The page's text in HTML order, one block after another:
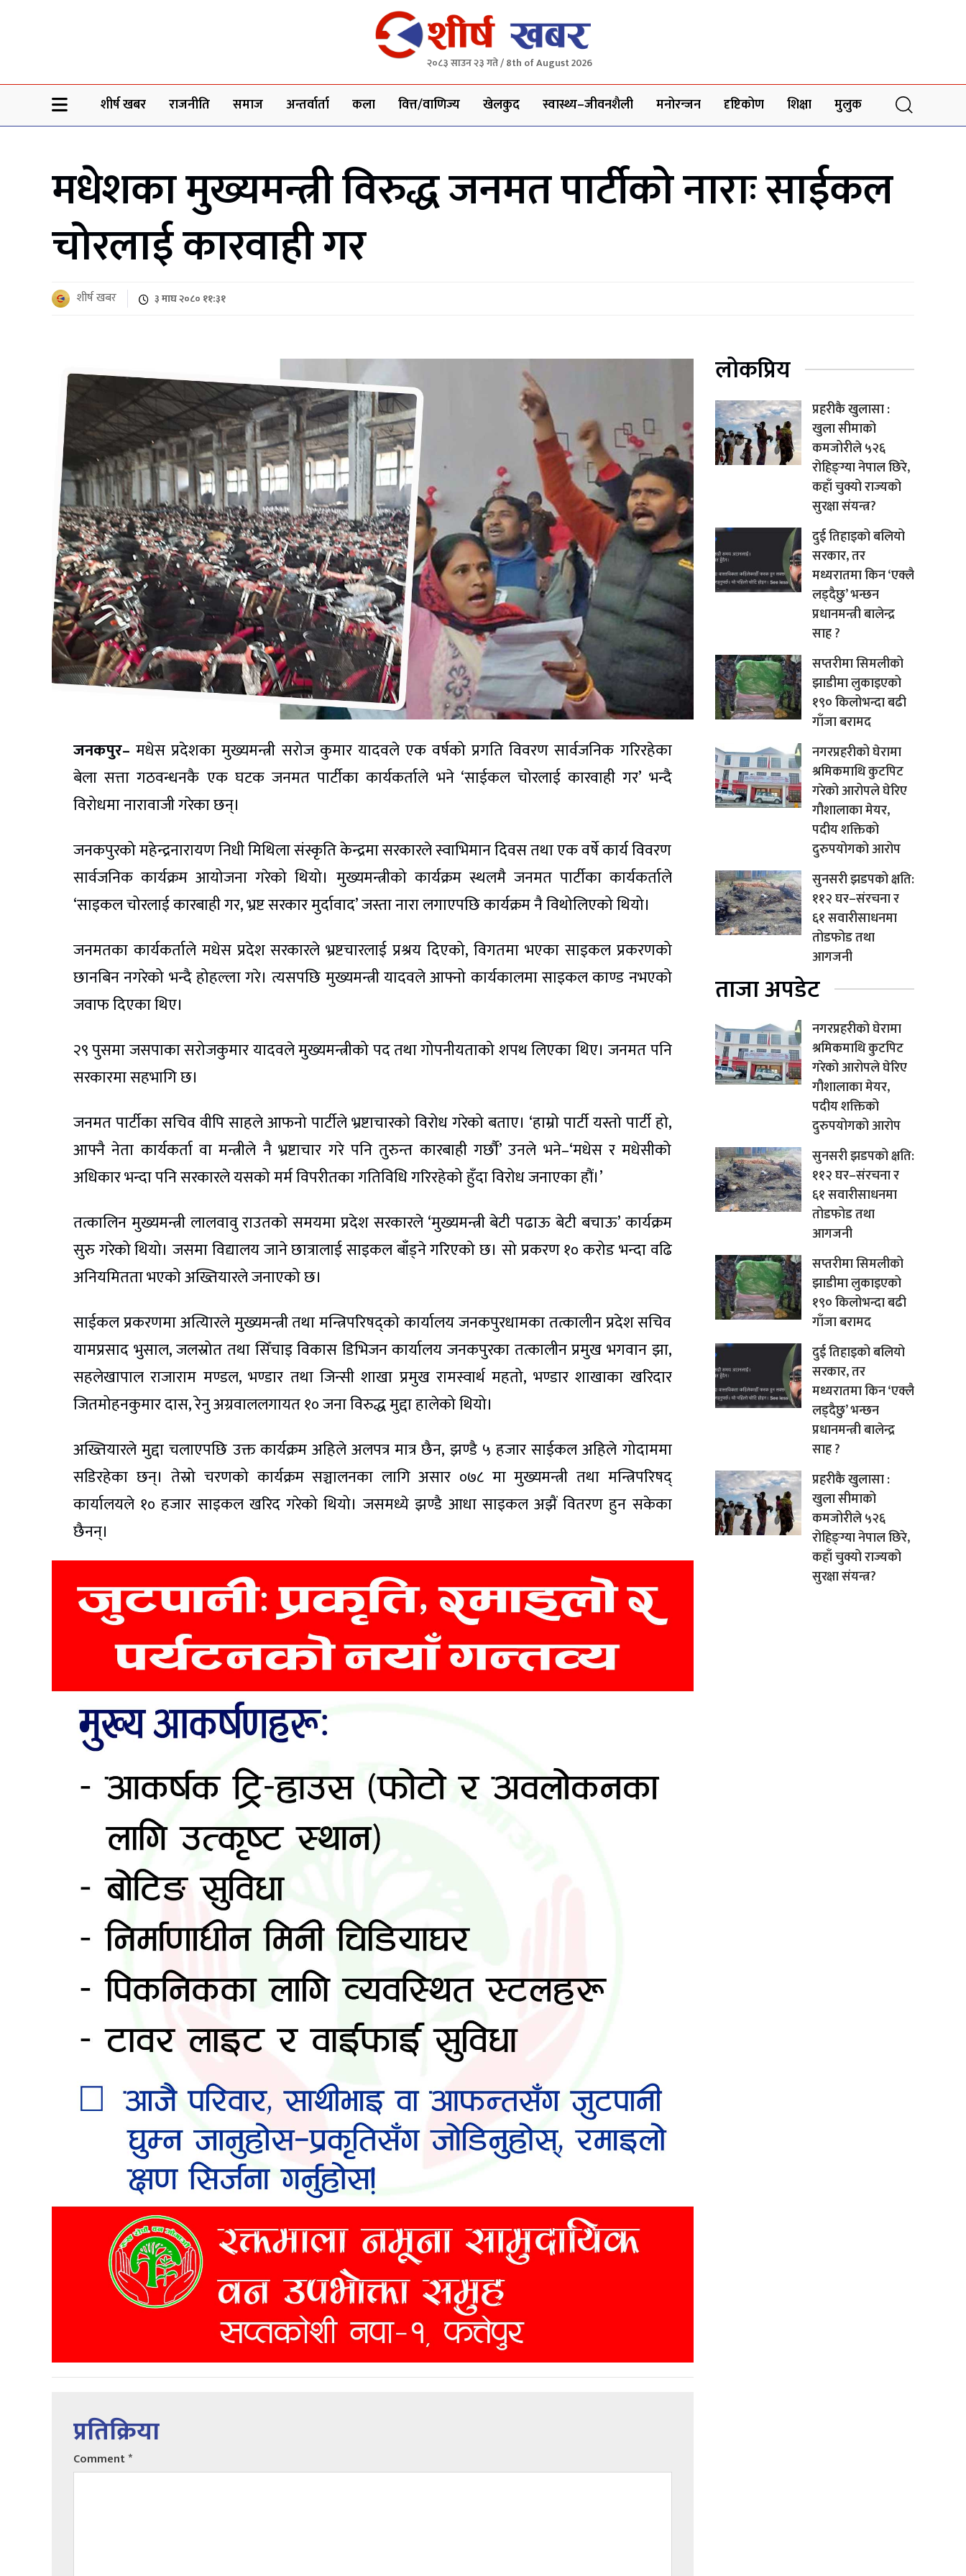
२०८३ साउन २३ गते / 8th of August 2026
शीर्ष खबर राजनीति समाज अन्तर्वार्ता कला वित्त/वाणिज्य खेलकुद स्वास्थ्य–जीवनशैली मनोरन्जन दृष्टिकोण शिक्षा मुलुक
मधेशका मुख्यमन्त्री विरुद्ध जनमत पार्टीको नाराः साईकल
चोरलाई कारवाही गर
शीर्ष खबर ३ माघ २०८० ११:३१
जनकपुर– मधेस प्रदेशका मुख्यमन्त्री सरोज कुमार यादवले एक वर्षको प्रगति विवरण सार्वजनिक गरिरहेका
बेला सत्ता गठवन्धनकै एक घटक जनमत पार्टीका कार्यकर्ताले भने ‘साईकल चोरलाई कारवाही गर’ भन्दै
विरोधमा नारावाजी गरेका छन्।
जनकपुरको महेन्द्रनारायण निधी मिथिला संस्कृति केन्द्रमा सरकारले स्वाभिमान दिवस तथा एक वर्षे कार्य विवरण
सार्वजनिक कार्यक्रम आयोजना गरेको थियो। मुख्यमन्त्रीको कार्यक्रम स्थलमै जनमत पार्टीका कार्यकर्ताले
‘साइकल चोरलाई कारबाही गर, भ्रष्ट सरकार मुर्दावाद’ जस्ता नारा लगाएपछि कार्यक्रम नै विथोलिएको थियो।
जनमतका कार्यकर्ताले मधेस प्रदेश सरकारले भ्रष्टचारलाई प्रश्रय दिएको, विगतमा भएका साइकल प्रकरणको
छानबिन नगरेको भन्दै होहल्ला गरे। त्यसपछि मुख्यमन्त्री यादवले आफ्नो कार्यकालमा साइकल काण्ड नभएको
जवाफ दिएका थिए।
२९ पुसमा जसपाका सरोजकुमार यादवले मुख्यमन्त्रीको पद तथा गोपनीयताको शपथ लिएका थिए। जनमत पनि
सरकारमा सहभागि छ।
जनमत पार्टीका सचिव वीपि साहले आफनो पार्टीले भ्रष्टाचारको विरोध गरेको बताए। ‘हाम्रो पार्टी यस्तो पार्टी हो,
आफ्नै नेता कार्यकर्ता वा मन्त्रीले नै भ्रष्टाचार गरे पनि तुरुन्त कारबाही गर्छौ’ उनले भने–‘मधेस र मधेसीको
अधिकार भन्दा पनि सरकारले यसको मर्म विपरीतका गतिविधि गरिरहेको हुँदा विरोध जनाएका हौं।’
तत्कालिन मुख्यमन्त्री लालवावु राउतको समयमा प्रदेश सरकारले ‘मुख्यमन्त्री बेटी पढाऊ बेटी बचाऊ’ कार्यक्रम
सुरु गरेको थियो। जसमा विद्यालय जाने छात्रालाई साइकल बाँड्ने गरिएको छ। सो प्रकरण १० करोड भन्दा वढि
अनियमितता भएको अख्तियारले जनाएको छ।
साईकल प्रकरणमा अत्यिारले मुख्यमन्त्री तथा मन्त्रिपरिषद्को कार्यालय जनकपुरधामका तत्कालीन प्रदेश सचिव
यामप्रसाद भुसाल, जलस्रोत तथा सिँचाइ विकास डिभिजन कार्यालय जनकपुरका तत्कालीन प्रमुख भगवान झा,
सहलेखापाल राजाराम मण्डल, भण्डार तथा जिन्सी शाखा प्रमुख रामस्वार्थ महतो, भण्डार शाखाका खरिदार
जितमोहनकुमार दास, रेनु अग्रवाललगायत १० जना विरुद्ध मुद्दा हालेको थियो।
अख्तियारले मुद्दा चलाएपछि उक्त कार्यक्रम अहिले अलपत्र मात्र छैन, झण्डै ५ हजार साईकल अहिले गोदाममा
सडिरहेका छन्। तेस्रो चरणको कार्यक्रम सञ्चालनका लागि असार ०७८ मा मुख्यमन्त्री तथा मन्त्रिपरिषद्
कार्यालयले १० हजार साइकल खरिद गरेको थियो। जसमध्ये झण्डै आधा साइकल अझैं वितरण हुन सकेका
छैनन्।
प्रतिक्रिया
Comment*
लोकप्रिय
प्रहरीकै खुलासा :
खुला सीमाको
कमजोरीले ५२६
रोहिङ्ग्या नेपाल छिरे,
कहाँ चुक्यो राज्यको
सुरक्षा संयन्त्र?
दुई तिहाइको बलियो
सरकार, तर
मध्यरातमा किन ‘एक्लै
लड्दैछु’ भन्छन
प्रधानमन्त्री बालेन्द्र
साह ?
सप्तरीमा सिमलीको
झाडीमा लुकाइएको
१९० किलोभन्दा बढी
गाँजा बरामद
नगरप्रहरीको घेरामा
श्रमिकमाथि कुटपिट
गरेको आरोपले घेरिए
गौशालाका मेयर,
पदीय शक्तिको
दुरुपयोगको आरोप
सुनसरी झडपको क्षति:
११२ घर–संरचना र
६१ सवारीसाधनमा
तोडफोड तथा
आगजनी
ताजा अपडेट
नगरप्रहरीको घेरामा
श्रमिकमाथि कुटपिट
गरेको आरोपले घेरिए
गौशालाका मेयर,
पदीय शक्तिको
दुरुपयोगको आरोप
सुनसरी झडपको क्षति:
११२ घर–संरचना र
६१ सवारीसाधनमा
तोडफोड तथा
आगजनी
सप्तरीमा सिमलीको
झाडीमा लुकाइएको
१९० किलोभन्दा बढी
गाँजा बरामद
दुई तिहाइको बलियो
सरकार, तर
मध्यरातमा किन ‘एक्लै
लड्दैछु’ भन्छन
प्रधानमन्त्री बालेन्द्र
साह ?
प्रहरीकै खुलासा :
खुला सीमाको
कमजोरीले ५२६
रोहिङ्ग्या नेपाल छिरे,
कहाँ चुक्यो राज्यको
सुरक्षा संयन्त्र?